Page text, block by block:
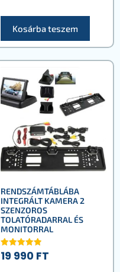
Kosárba teszem
RENDSZÁMTÁBLÁBA
INTEGRÁLT KAMERA 2
SZENZOROS
TOLATÓRADARRAL ÉS
MONITORRAL
Értékelés:
5.00
19 990 FT